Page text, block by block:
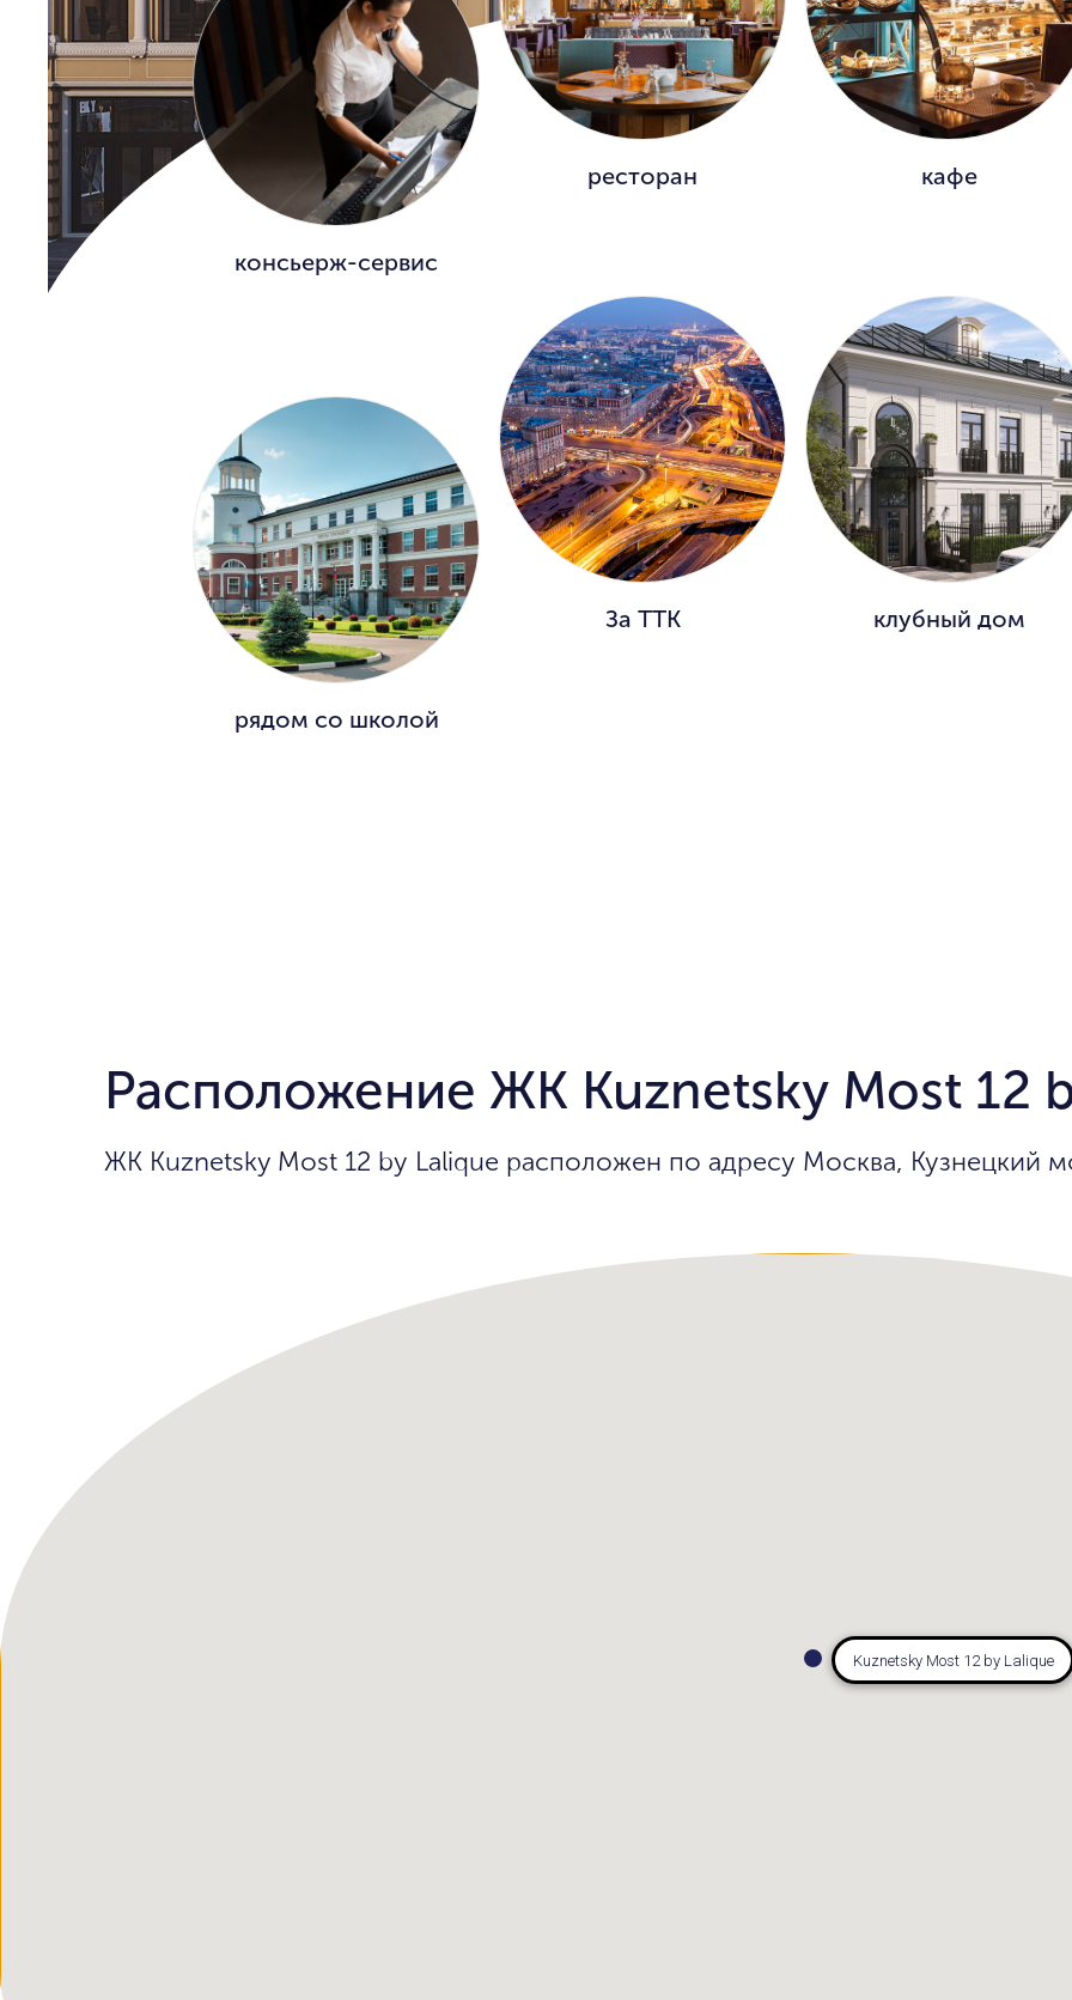
консьерж-сервис
ресторан кафе
рядом со школой
За ТТК клубный дом
Расположение ЖК Kuznetsky Most 12
ЖК Kuznetsky Most 12 by Lalique расположен по адресу Москва, Кузнецкий
Kuznetsky Most 12 by Lalique